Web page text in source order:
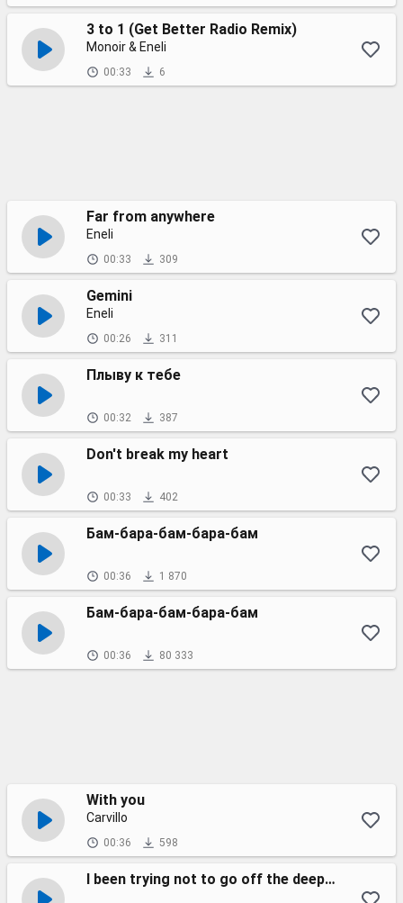
3 to 1 (Get Better Radio Remix)
Monoir & Eneli
00:33 6
Far from anywhere
Eneli
00:33 309
Gemini
Eneli
00:26 311
Плыву к тебе
00:32 387
Don't break my heart
00:33 402
Бам-бара-бам-бара-бам
00:36 1 870
Бам-бара-бам-бара-бам
00:36 80 333
With you
Carvillo
00:36 598
I been trying not to go off the deep end (remix №4)